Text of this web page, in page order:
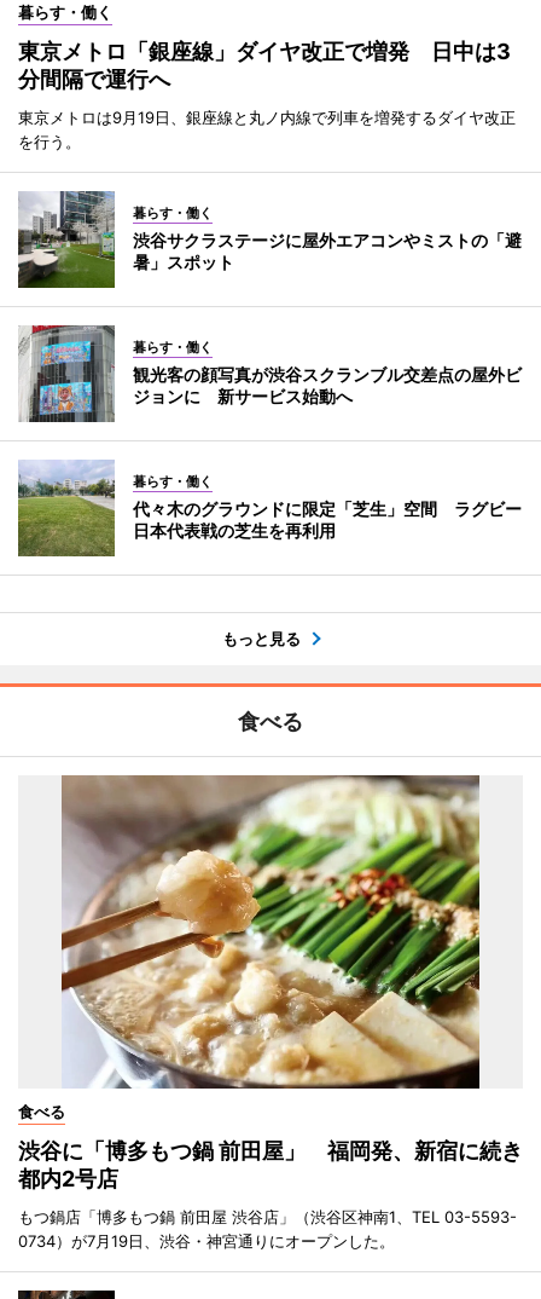
暮らす・働く
東京メトロ「銀座線」ダイヤ改正で増発 日中は3
分間隔で運行へ
東京メトロは9月19日、銀座線と丸ノ内線で列車を増発するダイヤ改正
を行う。
暮らす・働く
渋谷サクラステージに屋外エアコンやミストの「避
暑」スポット
暮らす・働く
観光客の顔写真が渋谷スクランブル交差点の屋外ビ
ジョンに 新サービス始動へ
暮らす・働く
代々木のグラウンドに限定「芝生」空間 ラグビー
日本代表戦の芝生を再利用
もっと見る
食べる
食べる
渋谷に「博多もつ鍋 前田屋」 福岡発、新宿に続き
都内2号店
もつ鍋店「博多もつ鍋 前田屋 渋谷店」（渋谷区神南1、TEL 03-5593-
0734）が7月19日、渋谷・神宮通りにオープンした。